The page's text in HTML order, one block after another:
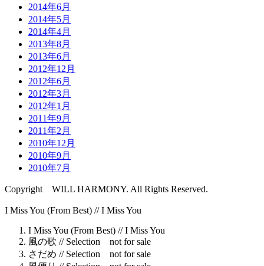
2014年6月
2014年5月
2014年4月
2013年8月
2013年6月
2012年12月
2012年6月
2012年3月
2012年1月
2011年9月
2011年2月
2010年12月
2010年9月
2010年7月
Copyright WILL HARMONY. All Rights Reserved.
I Miss You (From Best) //I Miss You
I Miss You (From Best) //I Miss You
風の歌 // Selection not for sale
さだめ // Selection not for sale